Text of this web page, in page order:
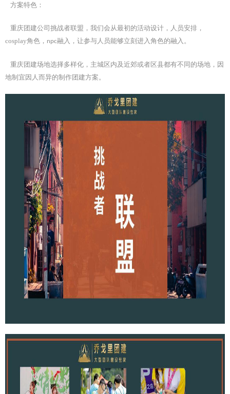
方案特色：
重庆团建公司挑战者联盟，我们会从最初的活动设计，人员安排，
cosplay角色， npc融入，让参与人员能够立刻进入角色的融入。
重庆团建场地选择多样化，主城区内及近郊或者区县都有不同的场地，因
地制宜因人而异的制作团建方案。